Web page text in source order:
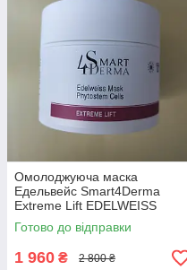
Омолоджуюча маска
Едельвейс Smart4Derma
Extreme Lift EDELWEISS
MASK PHYTOSTEM CELLS
300мл
Готово до відправки
1 960 ₴ 2 800 ₴